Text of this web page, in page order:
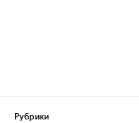
Рубрики